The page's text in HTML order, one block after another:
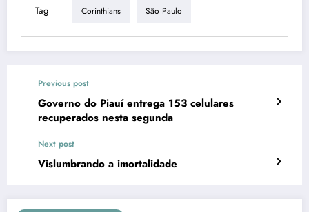
Tag Corinthians São Paulo
Previous post
Governo do Piauí entrega 153 celulares
recuperados nesta segunda
Next post
Vislumbrando a imortalidade